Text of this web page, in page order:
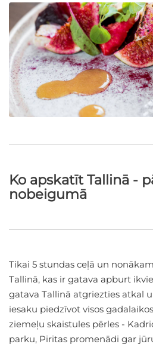
Ko apskatīt Tallinā -
nobeigumā
Tikai 5 stundas ceļā un
Tallinā, kas ir gatava apburt
gatava Tallinā atgriezties atkal
iesaku piedzīvot visos
ziemeļu skaistules pērles -
parku, Piritas promenādi gar